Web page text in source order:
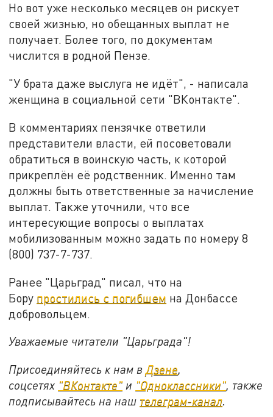
Но вот уже несколько месяцев он рискует
своей жизнью, но обещанных выплат не
получает. Более того, по документам
числится в родной Пензе.
"У брата даже выслуга не идёт", - написала
женщина в социальной сети "ВКонтакте".
В комментариях пензячке ответили
представители власти, ей посоветовали
обратиться в воинскую часть, к которой
прикреплён её родственник. Именно там
должны быть ответственные за начисление
выплат. Также уточнили, что все
интересующие вопросы о выплатах
мобилизованным можно задать по номеру 8
(800) 737-7-737.
Ранее "Царьград" писал, что на
Бору простились с погибшем на Донбассе
добровольцем.
Уважаемые читатели "Царьграда"!
Присоединяйтесь к нам вДзене,
соцсетях "ВКонтакте" и "Одноклассники", также
подписывайтесь на наш телеграм-канал.